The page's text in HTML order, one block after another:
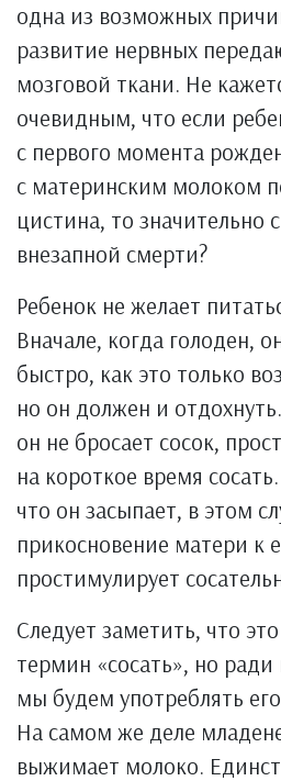
одна из возможных
развитие нервных
мозговой ткани. Не
очевидным, что если
с первого момента
с материнским молоком
цистина, то значительно
внезапной смерти?
Ребенок не желает
Вначале, когда голоден,
быстро, как это только
но он должен и
он не бросает сосок,
на короткое время
что он засыпает, в этом
прикосновение матери к
простимулирует
Следует заметить, что
термин «сосать», но
мы будем употреблять
На самом же деле
выжимает молоко.